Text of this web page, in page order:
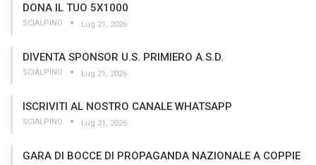
DONA IL TUO 5X1000
SCIALPINO Lug 21, 2026
DIVENTA SPONSOR U.S. PRIMIERO A.S.D.
SCIALPINO Lug 21, 2026
ISCRIVITI AL NOSTRO CANALE WHATSAPP
SCIALPINO Lug 21, 2026
GARA DI BOCCE DI PROPAGANDA NAZIONALE A COPPIE